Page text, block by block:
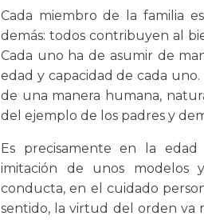
Cada miembro de la familia
demás: todos contribuyen al
Cada uno ha de asumir de
edad y capacidad de cada
de una manera humana,
del ejemplo de los padres y
Es precisamente en la
imitación de unos modelos
conducta, en el cuidado
sentido, la virtud del orden va